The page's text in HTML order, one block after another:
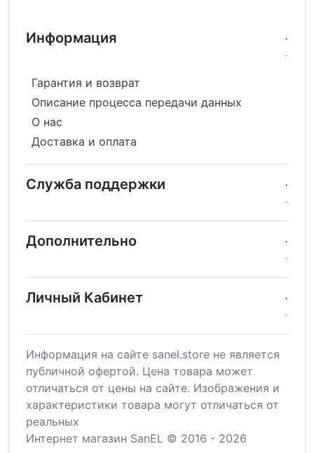
Информация
Гарантия и возврат
Описание процесса передачи данных
О нас
Доставка и оплата
Служба поддержки
Дополнительно
Личный Кабинет
Информация на сайте sanel.store не является
публичной офертой. Цена товара может
отличаться от цены на сайте. Изображения и
характеристики товара могут отличаться от
реальных
Интернет магазин SanEL © 2016 - 2026